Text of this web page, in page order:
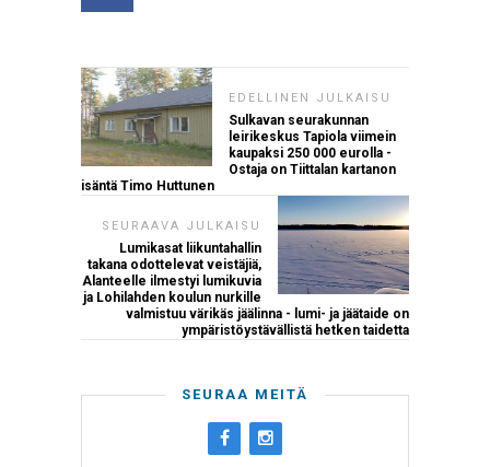
EDELLINEN JULKAISU
Sulkavan seurakunnan
leirikeskus Tapiola viimein
kaupaksi 250 000 eurolla -
Ostaja on Tiittalan kartanon
isäntä Timo Huttunen
SEURAAVA JULKAISU
Lumikasat liikuntahallin
takana odottelevat veistäjiä,
Alanteelle ilmestyi lumikuvia
ja Lohilahden koulun nurkille
valmistuu värikäs jäälinna - lumi- ja jäätaide on
ympäristöystävällistä hetken taidetta
SEURAA MEITÄ